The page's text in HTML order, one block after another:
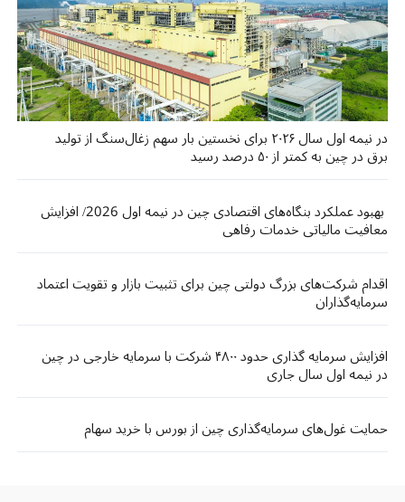
در نیمه اول سال ۲۰۲۶ برای نخستین بار سهم زغال‌سنگ از تولید
برق در چین به کمتر از ۵۰ درصد رسید
بهبود عملکرد بنگاه‌های اقتصادی چین در نیمه اول 2026/ افزایش
معافیت مالیاتی خدمات رفاهی
اقدام شرکت‌های بزرگ دولتی چین برای تثبیت بازار و تقویت اعتماد
سرمایه‌گذاران
افزایش سرمایه گذاری حدود ۴۸۰۰ شرکت با سرمایه خارجی در چین
در نیمه اول سال جاری
حمایت غول‌های سرمایه‌گذاری چین از بورس با خرید سهام